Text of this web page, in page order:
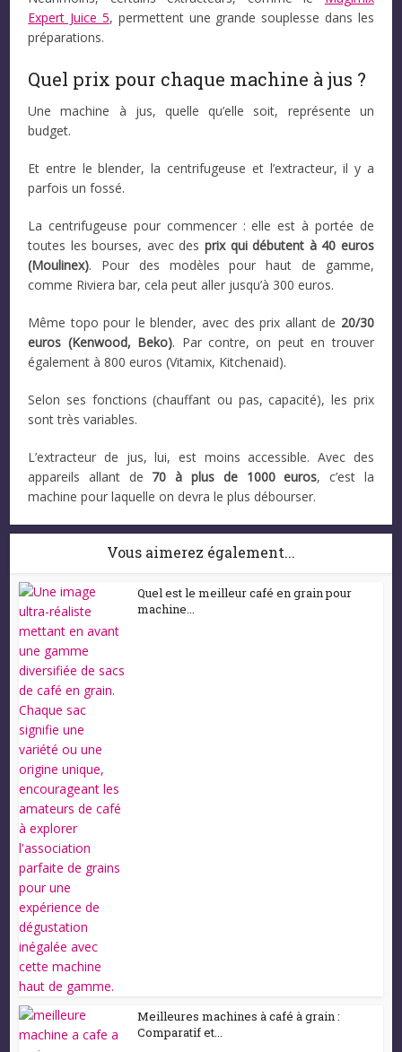
Expert Juice 5, permettent une grande souplesse dans les
préparations.
Quel prix pour chaque machine à jus ?
Une machine à jus, quelle qu’elle soit, représente un
budget.
Et entre le blender, la centrifugeuse et l’extracteur, il y a
parfois un fossé.
La centrifugeuse pour commencer : elle est à portée de
toutes les bourses, avec des prix qui débutent à 40 euros
(Moulinex). Pour des modèles pour haut de gamme,
comme Riviera bar, cela peut aller jusqu’à 300 euros.
Même topo pour le blender, avec des prix allant de 20/30
euros (Kenwood, Beko). Par contre, on peut en trouver
également à 800 euros (Vitamix, Kitchenaid).
Selon ses fonctions (chauffant ou pas, capacité), les prix
sont très variables.
L’extracteur de jus, lui, est moins accessible. Avec des
appareils allant de 70 à plus de 1000 euros, c’est la
machine pour laquelle on devra le plus débourser.
Vous aimerez également...
Quel est le meilleur café en grain pour
machine...
Meilleures machines à café à grain :
Comparatif et...